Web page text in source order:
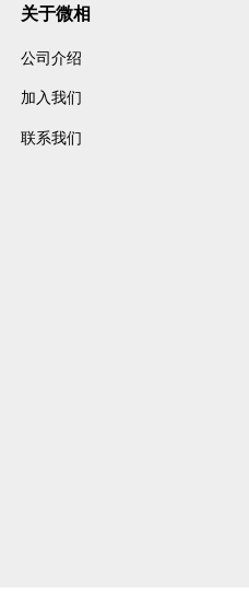
关于微相
公司介绍
加入我们
联系我们